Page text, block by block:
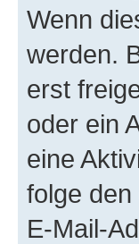
Wenn
werden.
erst
oder ein
eine
folge
E-Mail-